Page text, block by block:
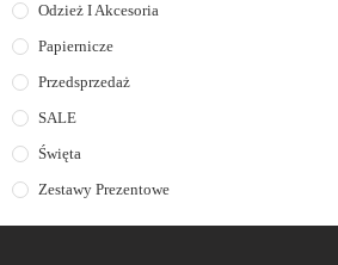
Odzież I Akcesoria
Papiernicze
Przedsprzedaż
SALE
Święta
Zestawy Prezentowe